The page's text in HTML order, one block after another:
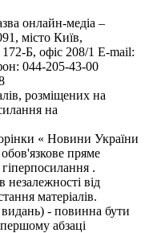
онлайн-медіа –
місто Київ,
Б, офіс 208/1 E-mail:
044-205-43-00
розміщених на
на
« Новини України
пряме
.
від
матеріалів.
видань) - повинна бути
абзаці